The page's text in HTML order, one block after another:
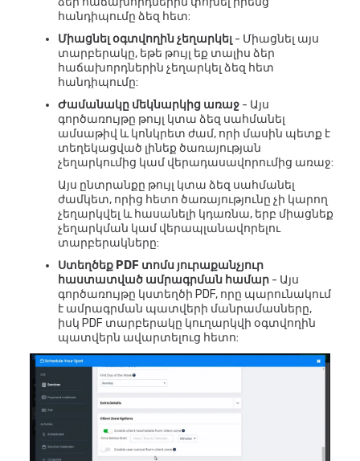
հանդիպումը ձեզ հետ:
Միացնել օգտվողին չեղարկել - Միացնել այս
տարբերակը, եթե թույլ եք տալիս ձեր
հաճախորդներին չեղարկել ձեզ հետ
հանդիպումը:
Ժամանակը մեկնարկից առաջ - Այս
գործառույթը թույլ կտա ձեզ սահմանել
ամսաթիվ և կոնկրետ ժամ, որի մասին պետք է
տեղեկացված լինեք ծառայության
չեղարկումից կամ վերադասավորումից առաջ:
Այս ընտրանքը թույլ կտա ձեզ սահմանել
ժամկետ, որից հետո ծառայությունը չի կարող
չեղարկվել և հասանելի կդառնա, երբ միացնեք
չեղարկման կամ վերապլանավորելու
տարբերակները:
Ստեղծեք PDF տոմս յուրաքանչյուր
հաստատված ամրագրման համար - Այս
գործառույթը կստեղծի PDF, որը պարունակում
է ամրագրման պատվերի մանրամասները,
իսկ PDF տարբերակը կուղարկվի օգտվողին
պատվերն ավարտելուց հետո: